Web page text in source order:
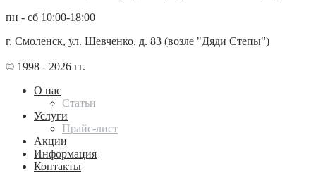
пн - сб 10:00-18:00
г. Смоленск, ул. Шевченко, д. 83 (возле "Дяди Степы")
© 1998 - 2026 гг.
О нас
Статьи
Услуги
Прайс-лист
Акции
Информация
Контакты